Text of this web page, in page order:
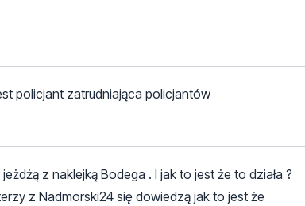
policjant zatrudniająca policjantów
z naklejką Bodega . I jak to jest że to działa ?
z Nadmorski24 się dowiedzą jak to jest że